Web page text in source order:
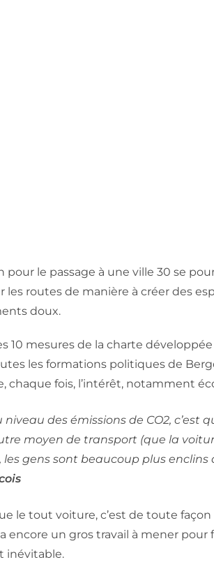
le passage à une ville 30 se
les routes de manière à créer des
doux.
10 mesures de la charte
les formations politiques de
chaque fois, l’intérêt, notamment
des émissions de CO2, c’est
moyen de transport (que la
gens sont beaucoup plus enclins
le tout voiture, c’est de toute
encore un gros travail à mener
inévitable.